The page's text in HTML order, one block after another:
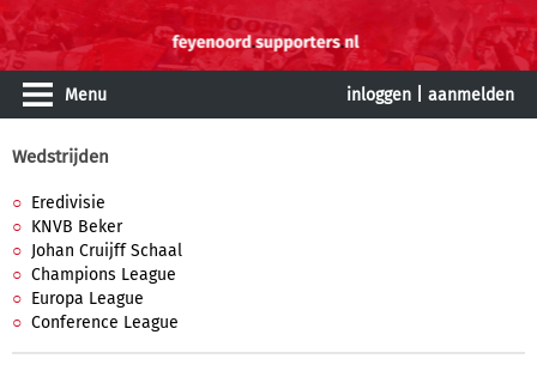
Menu inloggen aanmelden
Wedstrijden
Eredivisie
KNVB Beker
Johan Cruijff Schaal
Champions League
Europa League
Conference League